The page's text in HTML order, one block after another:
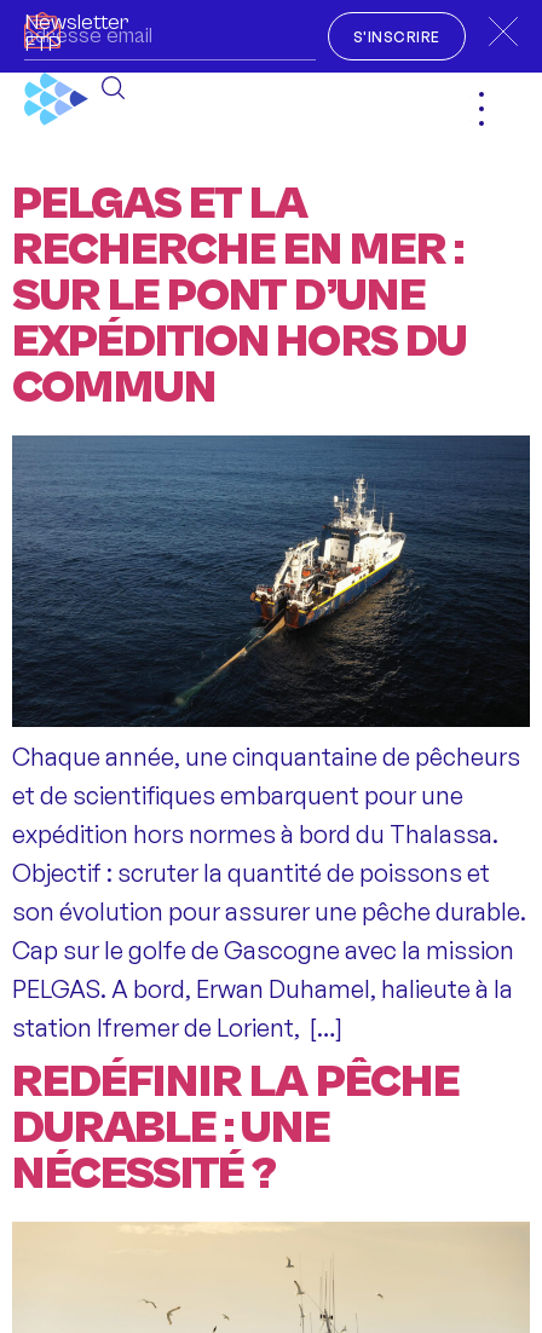
Newsletter
FTP
S'INSCRIRE
PELGAS ET LA
RECHERCHE EN MER :
SUR LE PONT D’UNE
EXPÉDITION HORS DU
COMMUN
Chaque année, une cinquantaine de pêcheurs
et de scientifiques embarquent pour une
expédition hors normes à bord du Thalassa.
Objectif : scruter la quantité de poissons et
son évolution pour assurer une pêche durable.
Cap sur le golfe de Gascogne avec la mission
PELGAS. A bord, Erwan Duhamel, halieute à la
station Ifremer de Lorient, […]
REDÉFINIR LA PÊCHE
DURABLE : UNE
NÉCESSITÉ ?